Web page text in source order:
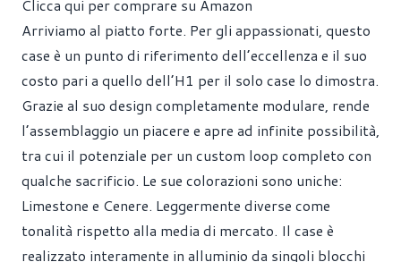
Clicca qui per comprare su Amazon
Arriviamo al piatto forte. Per gli appassionati, questo
case è un punto di riferimento dell’eccellenza e il suo
costo pari a quello dell’H1 per il solo case lo dimostra.
Grazie al suo design completamente modulare, rende
l’assemblaggio un piacere e apre ad infinite possibilità,
tra cui il potenziale per un custom loop completo con
qualche sacrificio. Le sue colorazioni sono uniche:
Limestone e Cenere. Leggermente diverse come
tonalità rispetto alla media di mercato. Il case è
realizzato interamente in alluminio da singoli blocchi